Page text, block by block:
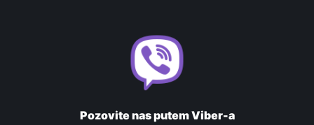
Pozovite nas putem Viber-a